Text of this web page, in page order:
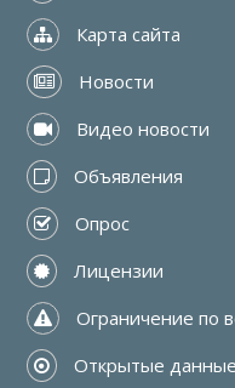
Карта сайта
Новости
Видео новости
Объявления
Опрос
Лицензии
Ограничение по
Открытые данные